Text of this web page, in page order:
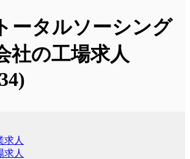
ータルソーシング
社の工場求人
求人
求人